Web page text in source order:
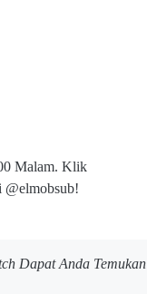
Malam. Klik
@elmobsub!
Dapat Anda Temukan